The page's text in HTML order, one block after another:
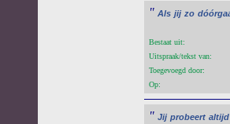
" Als jij zo
Bestaat uit:
Uitspraak/tekst van:
Toegevoegd door:
Op:
" Jij probeert altijd